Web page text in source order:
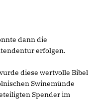
dann die
erfolgen.
diese wertvolle Bibel
Swinemünde
Spender im